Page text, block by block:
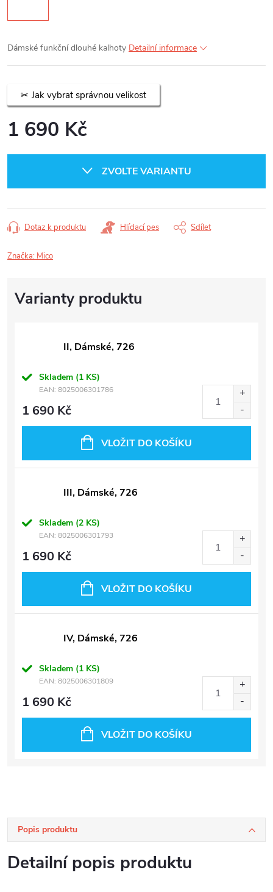
Dámské funkční dlouhé kalhoty Detailní informace
Jak vybrat správnou velikost
1 690 Kč
ZVOLTE VARIANTU
Dotaz k produktu Hlídací pes Sdílet
Značka: Mico
II, Dámské, 726
Skladem (1 KS)
EAN: 8025006301786
1 690 Kč
VLOŽIT DO KOŠÍKU
III, Dámské, 726
Skladem (2 KS)
EAN: 8025006301793
1 690 Kč
VLOŽIT DO KOŠÍKU
IV, Dámské, 726
Skladem (1 KS)
EAN: 8025006301809
1 690 Kč
VLOŽIT DO KOŠÍKU
Popis produktu
Detailní popis produktu